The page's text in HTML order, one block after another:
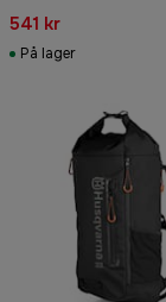
541 kr
På lager